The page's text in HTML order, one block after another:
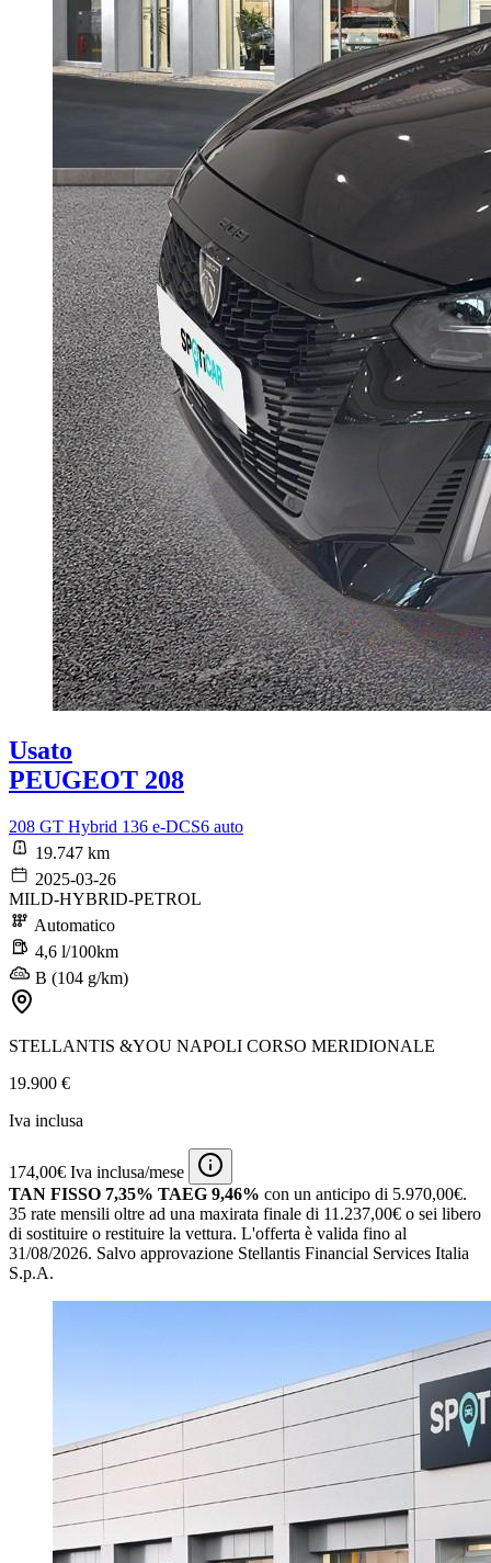
Usato
PEUGEOT 208
208 GT Hybrid 136 e-DCS6 auto
19.747 km
2025-03-26
MILD-HYBRID-PETROL
Automatico
4,6 l/100km
B (104 g/km)
STELLANTIS &YOU NAPOLI CORSO MERIDIONALE
19.900 €
Iva inclusa
174,00€ Iva inclusa/mese
TAN FISSO 7,35% TAEG 9,46% con un anticipo di 5.970,00€.
35 rate mensili oltre ad una maxirata finale di 11.237,00€ o sei libero
di sostituire o restituire la vettura. L'offerta è valida fino al
31/08/2026. Salvo approvazione Stellantis Financial Services Italia
S.p.A.